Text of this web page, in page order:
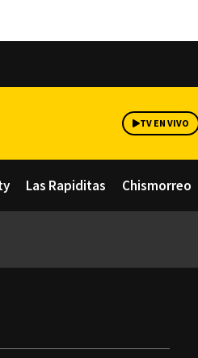
TV EN VIVO
Las Rapiditas Chismorreo